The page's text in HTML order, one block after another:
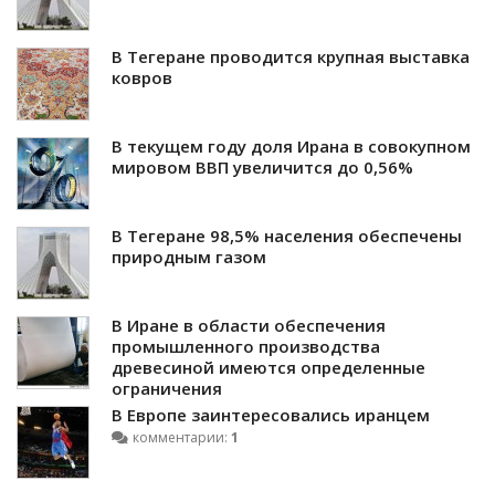
В Тегеране проводится крупная выставка
ковров
В текущем году доля Ирана в совокупном
мировом ВВП увеличится до 0,56%
В Тегеране 98,5% населения обеспечены
природным газом
В Иране в области обеспечения
промышленного производства
древесиной имеются определенные
ограничения
В Европе заинтересовались иранцем
комментарии: 1